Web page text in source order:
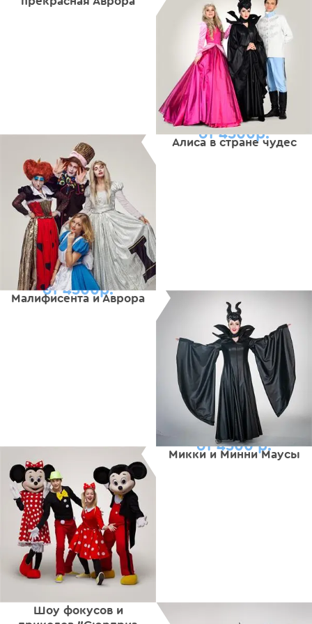
Алиса в стране чудес
от 4500р.
Малифисента и Аврора
от 4500р.
Микки и Минни Маусы
от 4500 р.
Шоу фокусов и